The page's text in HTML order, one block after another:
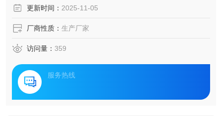
现对电力设备运行状态的实时评估与隐患预警，为电网智能
更新时间： 2025-11-05
厂商性质： 生产厂家
访问量： 359
服务热线